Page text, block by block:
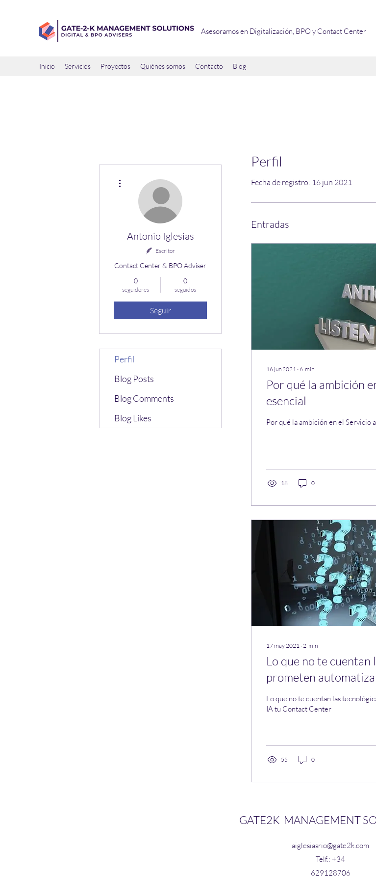
Asesoramos en Digitalización, BPO y Contact Center
Inicio Servicios Proyectos Quiénes somos Contacto Blog
Perfil
Fecha de registro: 16 jun 2021
Entradas
16 jun 2021 ∙6 min
Por qué la ambición
esencial
Por qué la ambición en el Servicio
18 0
17 may 2021 ∙ 2 min
Lo que no te cuentan
prometen
Lo que no te cuentan las
IA tu Contact Center
55 0
Antonio Iglesias
Escritor
Contact Center & BPO Adviser
0
seguidores
0
seguidos
Seguir
Perfil
Blog Posts
Blog Comments
Blog Likes
GATE2K MANAGEMENT
aiglesiasrio@gate2k.com
Telf.: +34
629128706